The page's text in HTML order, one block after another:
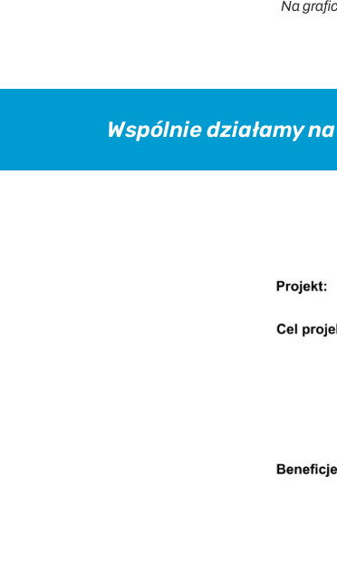
Na
Wspólnie działamy